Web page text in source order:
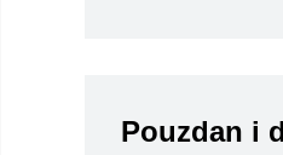
Pouzdan i